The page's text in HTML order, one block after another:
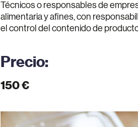
Técnicos o responsables de
alimentaria y afines, con
el control del contenido de
Precio:
150 €